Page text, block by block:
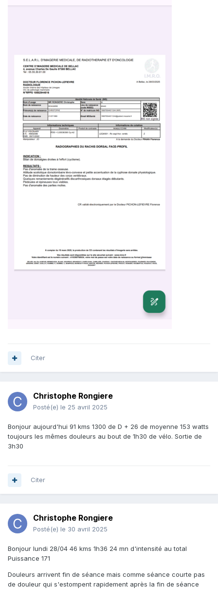
Citer
Christophe Rongiere
Posté(e) le 25 avril 2025
Bonjour aujourd'hui 91 kms 1300 de D + 26 de moyenne 153 watts
toujours les mêmes douleurs au bout de 1h30 de vélo. Sortie de
3h30
Citer
Christophe Rongiere
Posté(e) le 30 avril 2025
Bonjour lundi 28/04 46 kms 1h36 24 mn d'intensité au total
Puissance 171
Douleurs arrivent fin de séance mais comme séance courte pas
de douleur qui s'estompent rapidement après la fin de séance